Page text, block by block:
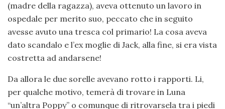
(madre della ragazza), aveva ottenuto un lavoro in
ospedale per merito suo, peccato che in seguito
avesse avuto una tresca col primario! La cosa aveva
dato scandalo e l’ex moglie di Jack, alla fine, si era vista
costretta ad andarsene!
Da allora le due sorelle avevano rotto i rapporti. Li,
per qualche motivo, temerà di trovare in Luna
“un’altra Poppy” o comunque di ritrovarsela tra i piedi